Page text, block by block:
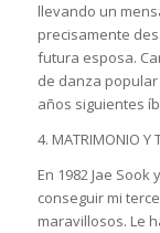
llevando un
precisamente
futura esposa.
de danza
años siguientes
4. MATRIMONIO Y
En 1982 Jae
conseguir mi
maravillosos. Le